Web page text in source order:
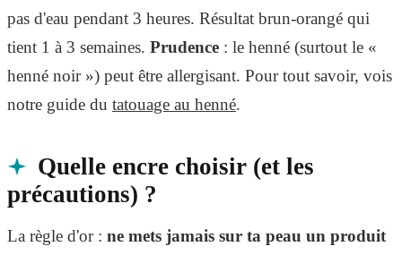
pas d'eau pendant 3 heures. Résultat brun-orangé qui
tient 1 à 3 semaines. Prudence : le henné (surtout le «
henné noir ») peut être allergisant. Pour tout savoir, vois
notre guide du tatouage au henné.
Quelle encre choisir (et les
précautions) ?
La règle d'or : ne mets jamais sur ta peau un produit